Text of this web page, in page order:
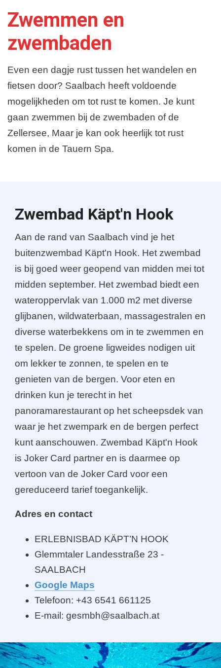
Zwemmen en
zwembaden
Even een dagje rust tussen het wandelen en
fietsen door? Saalbach heeft voldoende
mogelijkheden om tot rust te komen. Je kunt
gaan zwemmen bij de zwembaden of de
Zellersee, Maar je kan ook heerlijk tot rust
komen in de Tauern Spa.
Zwembad Käpt'n Hook
Aan de rand van Saalbach vind je het
buitenzwembad Käpt'n Hook. Het zwembad
is bij goed weer geopend van midden mei tot
midden september. Het zwembad biedt een
wateroppervlak van 1.000 m2 met diverse
glijbanen, wildwaterbaan, massagestralen en
diverse waterbekkens om in te zwemmen en
te spelen. De groene ligweides nodigen uit
om lekker te zonnen, te spelen en te
genieten van de bergen. Voor eten en
drinken kun je terecht in het
panoramarestaurant op het scheepsdek van
waar je het zwempark en de bergen perfect
kunt aanschouwen. Zwembad Käpt'n Hook
is Joker Card partner en is daarmee op
vertoon van de Joker Card voor een
gereduceerd tarief toegankelijk.
Adres en contact
ERLEBNISBAD KÄPT’N HOOK
Glemmtaler Landesstraße 23 -
SAALBACH
Google Maps
Telefoon: +43 6541 661125
E-mail: gesmbh@saalbach.at